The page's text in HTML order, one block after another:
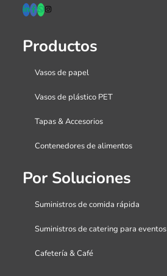
Productos
Vasos de papel
Vasos de plástico PET
Tapas & Accesorios
Contenedores de alimentos
Por Soluciones
Suministros de comida rápida
Suministros de catering para eventos
Cafetería & Café